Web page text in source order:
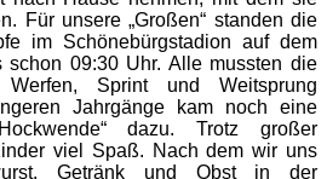
Für unsere „Großen“ standen die
im Schönebürgstadion auf dem
schon 09:30 Uhr. Alle mussten die
Werfen, Sprint und Weitsprung
Jahrgänge kam noch eine
dazu. Trotz großer
viel Spaß. Nach dem wir uns
Getränk und Obst in der